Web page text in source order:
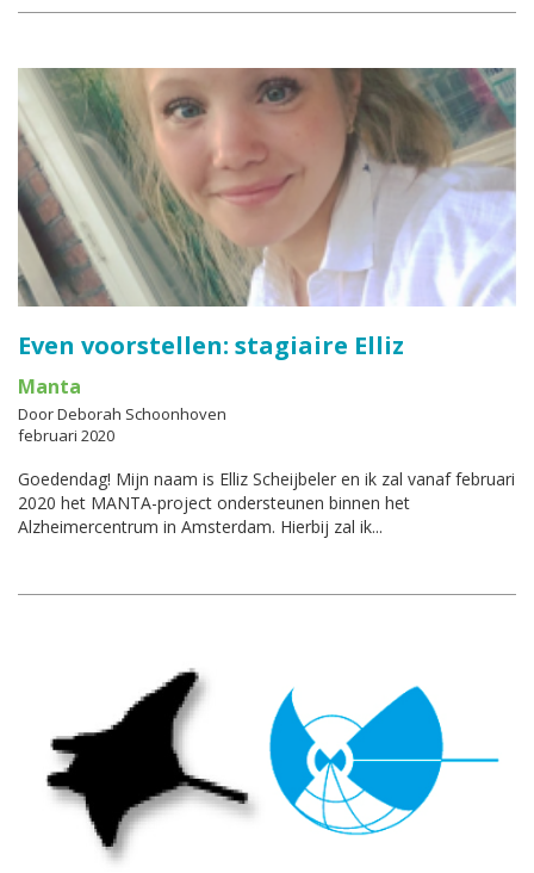
Even voorstellen: stagiaire Elliz
Manta
Door Deborah Schoonhoven
februari 2020
Goedendag! Mijn naam is Elliz Scheijbeler en ik zal vanaf februari
2020 het MANTA-project ondersteunen binnen het
Alzheimercentrum in Amsterdam. Hierbij zal ik...